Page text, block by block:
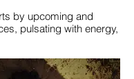
by upcoming and
pulsating with energy,